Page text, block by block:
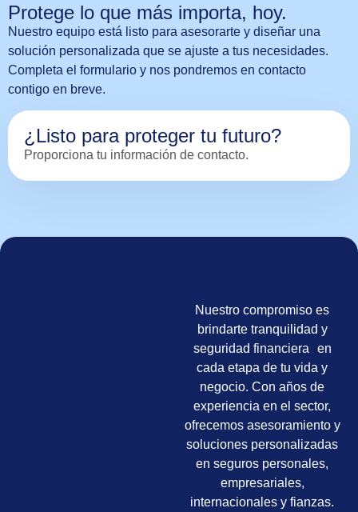
Protege lo que más importa, hoy.
Nuestro equipo está listo para asesorarte y diseñar una
solución personalizada que se ajuste a tus necesidades.
Completa el formulario y nos pondremos en contacto
contigo en breve.
¿Listo para proteger tu futuro?
Proporciona tu información de contacto.
Nuestro compromiso es
brindarte tranquilidad y
seguridad financiera en
cada etapa de tu vida y
negocio. Con años de
experiencia en el sector,
ofrecemos asesoramiento y
soluciones personalizadas
en seguros personales,
empresariales,
internacionales y fianzas.